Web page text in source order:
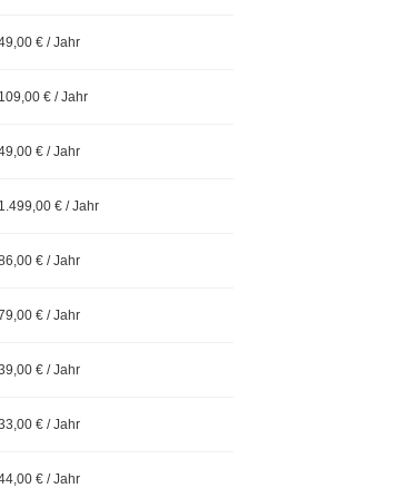
€ / Jahr
109,00 € / Jahr
€ / Jahr
1.499,00 € / Jahr
€ / Jahr
€ / Jahr
€ / Jahr
€ / Jahr
€ / Jahr